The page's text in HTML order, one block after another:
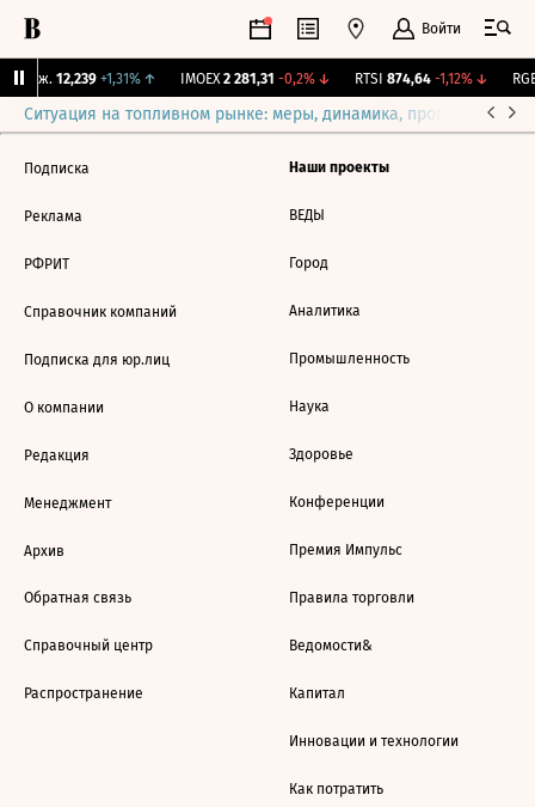
Войти
Бирж. 12,239 +1,31%↑ IMOEX 2 281,31 -0,2%↓ RTSI 874,64 -1,12%↓
Ситуация на топливном рынке: меры, динамика, прогнозы
Подписка
Реклама
РФРИТ
Справочник компаний
Подписка для юр.лиц
О компании
Редакция
Менеджмент
Архив
Обратная связь
Справочный центр
Распространение
Наши проекты
ВЕДЫ
Город
Аналитика
Промышленность
Наука
Здоровье
Конференции
Премия Импульс
Правила торговли
Ведомости&
Капитал
Инновации и технологии
Как потратить